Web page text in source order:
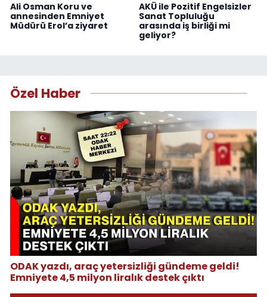
Ali Osman Koru ve
annesinden Emniyet
Müdürü Erol’a ziyaret
AKÜ ile Pozitif Engelsizler
Sanat Topluluğu
arasında iş birliği mi
geliyor?
Özel Haber
ODAK yazdı, araç yetersizliği gündeme geldi!
Emniyete 4,5 milyon liralık destek çıktı